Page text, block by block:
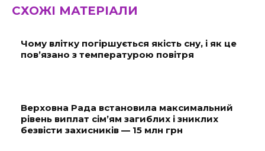
СХОЖІ МАТЕРІАЛИ
Чому влітку погіршується якість сну, і як це
пов’язано з температурою повітря
Верховна Рада встановила максимальний
рівень виплат сім’ям загиблих і зниклих
безвісти захисників — 15 млн грн